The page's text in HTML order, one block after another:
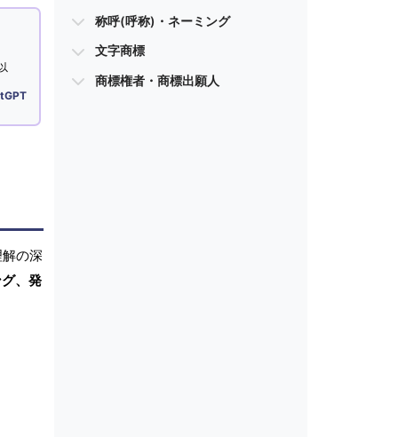
の深
、発
称呼(呼称)・ネーミング
文字商標
商標権者・商標出願人